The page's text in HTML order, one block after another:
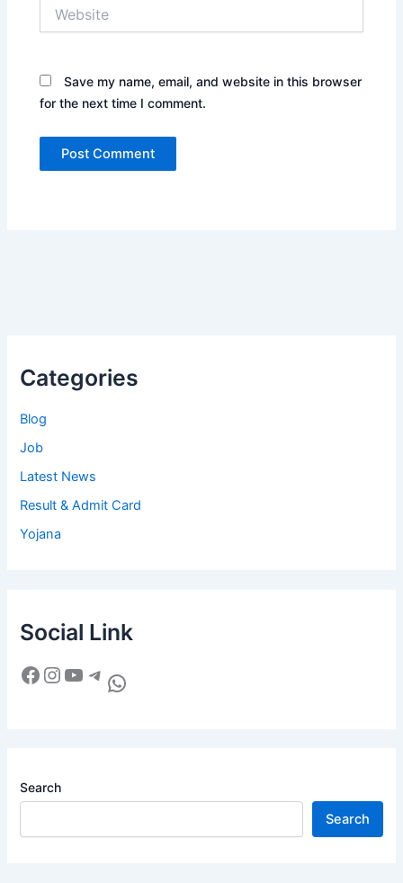
Save my name, email, and website in this browser
for the next time I comment.
Categories
Blog
Job
Latest News
Result & Admit Card
Yojana
Social Link
Search
Search